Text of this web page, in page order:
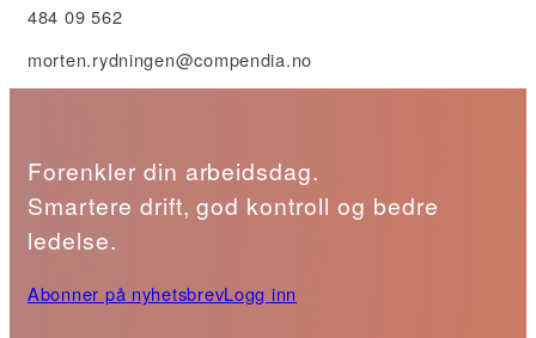
484 09 562
morten.rydningen@compendia.no
Forenkler din arbeidsdag.
Smartere drift, god kontroll og bedre
ledelse.
Abonner på nyhetsbrevLogg inn